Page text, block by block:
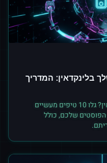
בלינקדאין: המדריך
רוצים להגדיל את המעורבות בלינקדאין? גלו 10 טיפים מעשיים
שלכם, כולל